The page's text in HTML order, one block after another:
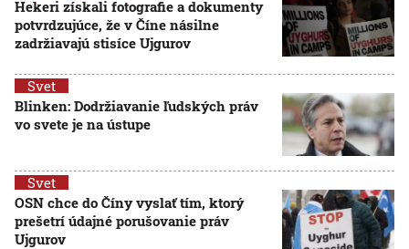
Hekeri získali fotografie a dokumenty
potvrdzujúce, že v Číne násilne
zadržiavajú stisíce Ujgurov
Svet
Blinken: Dodržiavanie ľudských práv
vo svete je na ústupe
Svet
OSN chce do Číny vyslať tím, ktorý
prešetrí údajné porušovanie práv
Ujgurov